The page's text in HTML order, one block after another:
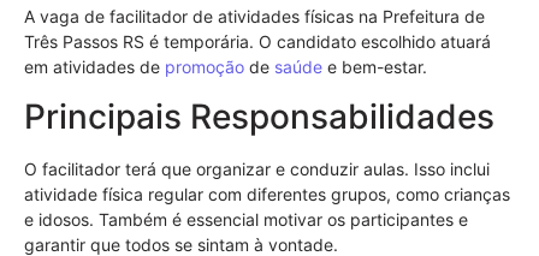
A vaga de facilitador de atividades físicas na Prefeitura de
Três Passos RS é temporária. O candidato escolhido atuará
em atividades de promoção de saúde e bem-estar.
Principais Responsabilidades
O facilitador terá que organizar e conduzir aulas. Isso inclui
atividade física regular com diferentes grupos, como crianças
e idosos. Também é essencial motivar os participantes e
garantir que todos se sintam à vontade.